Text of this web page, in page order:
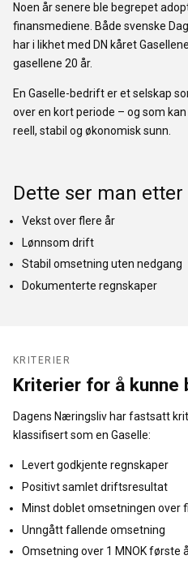
Noen år senere ble begrepet
finansmediene. Både svenske
har i likhet med DN kåret
gasellene 20 år.
En Gaselle-bedrift er et selskap
over en kort periode – og som
reell, stabil og økonomisk sunn.
Dette ser man etter
Vekst over flere år
Lønnsom drift
Stabil omsetning uten nedgang
Dokumenterte regnskaper
KRITERIER
Kriterier for å kunne
Dagens Næringsliv har fastsatt
klassifisert som en Gaselle:
Levert godkjente regnskaper
Positivt samlet driftsresultat
Minst doblet omsetningen over
Unngått fallende omsetning
Omsetning over 1 MNOK første